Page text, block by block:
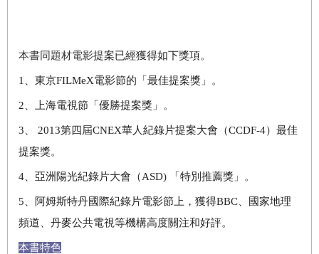
本書同題材電影提案已經獲得如下獎項。
1 、東京FILMeX電影節的「最佳提案獎」。
2 、上海電視節「優勝提案獎」。
3 、 2013第四屆CNEX華人紀錄片提案大會（CCDF-4）最佳
提案獎。
4 、亞洲陽光紀錄片大會（ASD) 「特別推薦獎」。
5 、阿姆斯特丹國際紀錄片電影節上，獲得BBC、國家地理
頻道、丹麥公共電視等機構高度關注和好評。
本書特色